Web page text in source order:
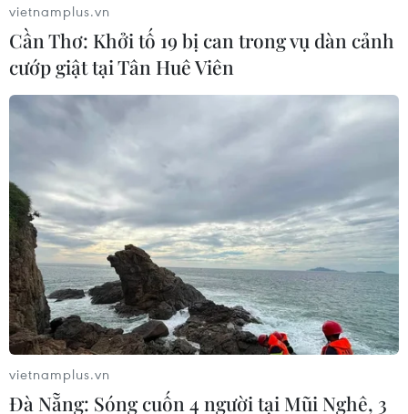
vietnamplus.vn
Cần Thơ: Khởi tố 19 bị can trong vụ dàn cảnh
cướp giật tại Tân Huê Viên
vietnamplus.vn
Đà Nẵng: Sóng cuốn 4 người tại Mũi Nghê, 3